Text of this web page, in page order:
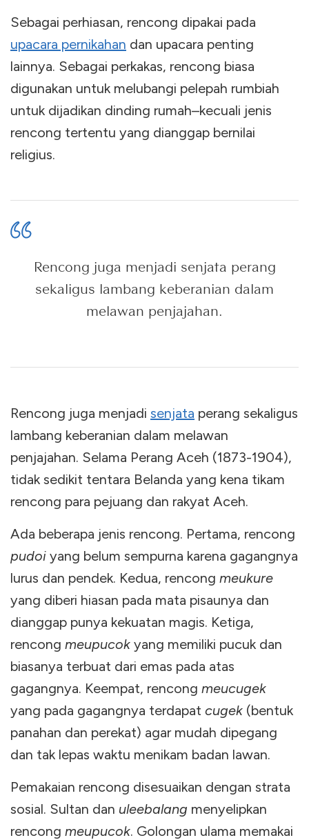
Sebagai perhiasan, rencong dipakai pada
upacara pernikahan dan upacara penting
lainnya. Sebagai perkakas, rencong biasa
digunakan untuk melubangi pelepah rumbiah
untuk dijadikan dinding rumah–kecuali jenis
rencong tertentu yang dianggap bernilai
religius.
Rencong juga menjadi senjata perang
sekaligus lambang keberanian dalam
melawan penjajahan.
Rencong juga menjadi senjata perang sekaligus
lambang keberanian dalam melawan
penjajahan. Selama Perang Aceh (1873-1904),
tidak sedikit tentara Belanda yang kena tikam
rencong para pejuang dan rakyat Aceh.
Ada beberapa jenis rencong. Pertama, rencong
pudoi yang belum sempurna karena gagangnya
lurus dan pendek. Kedua, rencong meukure
yang diberi hiasan pada mata pisaunya dan
dianggap punya kekuatan magis. Ketiga,
rencong meupucok yang memiliki pucuk dan
biasanya terbuat dari emas pada atas
gagangnya. Keempat, rencong meucugek
yang pada gagangnya terdapat cugek (bentuk
panahan dan perekat) agar mudah dipegang
dan tak lepas waktu menikam badan lawan.
Pemakaian rencong disesuaikan dengan strata
sosial. Sultan dan uleebalang menyelipkan
rencong meupucok. Golongan ulama memakai